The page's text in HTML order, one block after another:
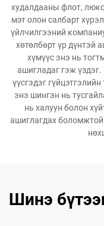
худалдааны флот,
мэт олон салбарт
үйлчилгээний
хөтөлбөрт үр дүнтэй
хүмүүс энэ нь
ашигладаг гэж
үүсгэдэг
энэ шингэн нь
нь халуун болон
ашиглагдах боломжтой
Шинэ